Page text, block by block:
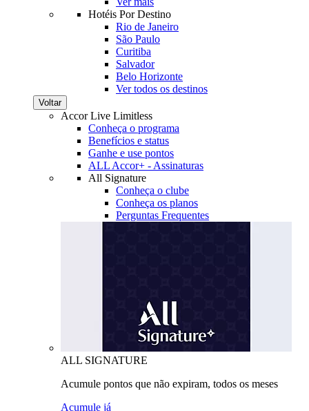
Hotéis Por Destino
Rio de Janeiro
São Paulo
Curitiba
Salvador
Belo Horizonte
Ver todos os destinos
Voltar
Accor Live Limitless
Conheça o programa
Benefícios e status
Ganhe e use pontos
ALL Accor+ - Assinaturas
All Signature
Conheça o clube
Conheça os planos
Perguntas Frequentes
ALL SIGNATURE
Acumule pontos que não expiram, todos os meses
Acumule já